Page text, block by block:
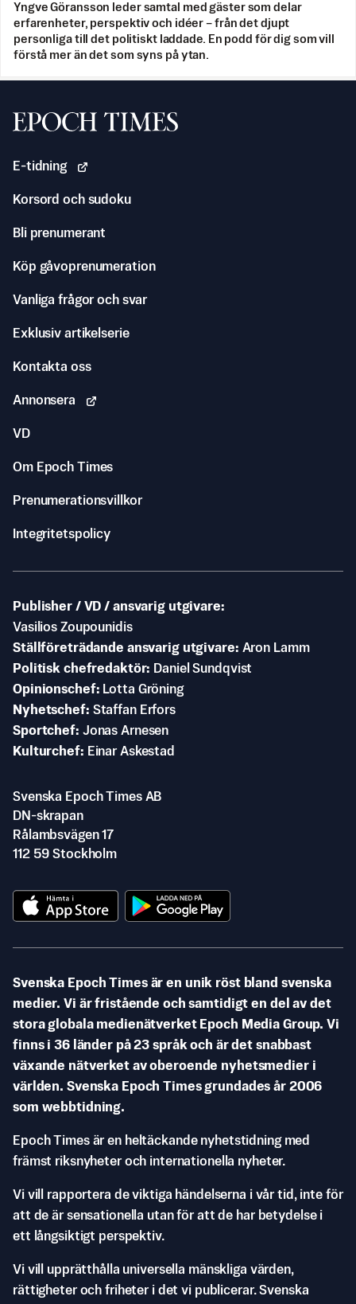
Yngve Göransson leder samtal med gäster som delar
erfarenheter, perspektiv och idéer – från det djupt
personliga till det politiskt laddade. En podd för dig som vill
förstå mer än det som syns på ytan.
Svenska Epoch Times
E-tidning
Korsord och sudoku
Bli prenumerant
Köp gåvoprenumeration
Vanliga frågor och svar
Exklusiv artikelserie
Kontakta oss
Annonsera
VD
Om Epoch Times
Prenumerationsvillkor
Integritetspolicy
Publisher / VD / ansvarig utgivare
Vasilios Zoupounidis
Ställföreträdande ansvarig utgivare Aron Lamm
Politisk chefredaktör
Daniel Sundqvist
Opinionschef
Lotta Gröning
Nyhetschef Staffan Erfors
Sportchef Jonas Arnesen
Kulturchef
Einar Askestad
Svenska Epoch Times AB
DN-skrapan
Rålambsvägen 17
112 59 Stockholm
Svenska Epoch Times är en unik röst bland svenska
medier. Vi är fristående och samtidigt en del av det
stora globala medienätverket Epoch Media Group. Vi
finns i 36 länder på 23 språk och är det snabbast
växande nätverket av oberoende nyhetsmedier i
världen. Svenska Epoch Times grundades år 2006
som webbtidning.
Epoch Times är en heltäckande nyhetstidning med
främst riksnyheter och internationella nyheter.
Vi vill rapportera de viktiga händelserna i vår tid, inte för
att de är sensationella utan för att de har betydelse i
ett långsiktigt perspektiv.
Vi vill upprätthålla universella mänskliga värden,
rättigheter och friheter i det vi publicerar. Svenska